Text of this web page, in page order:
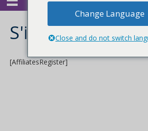
S'inscrire
[AffiliatesRegister]
Change Language
Close and do not switch